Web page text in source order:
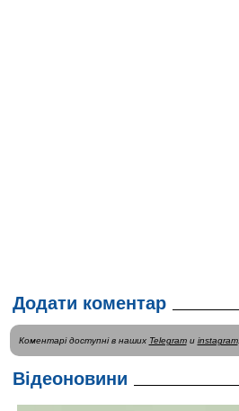
Додати коментар
Коментарі доступні в наших Telegramи instagram.
Відеоновини